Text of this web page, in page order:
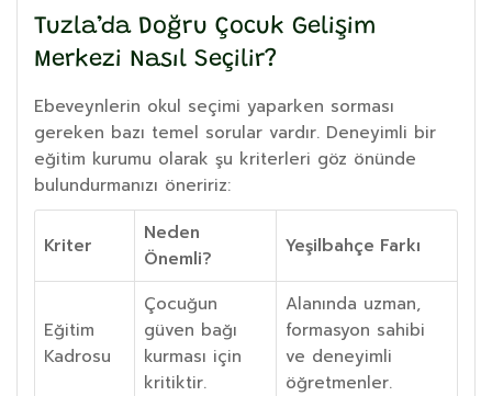
Tuzla’da Doğru Çocuk Gelişim
Merkezi Nasıl Seçilir?
Ebeveynlerin okul seçimi yaparken sorması
gereken bazı temel sorular vardır. Deneyimli bir
eğitim kurumu olarak şu kriterleri göz önünde
bulundurmanızı öneririz:
Kriter
Neden
Önemli?
Yeşilbahçe Farkı
Eğitim
Kadrosu
Çocuğun
güven bağı
kurması için
kritiktir.
Alanında uzman,
formasyon sahibi
ve deneyimli
öğretmenler.